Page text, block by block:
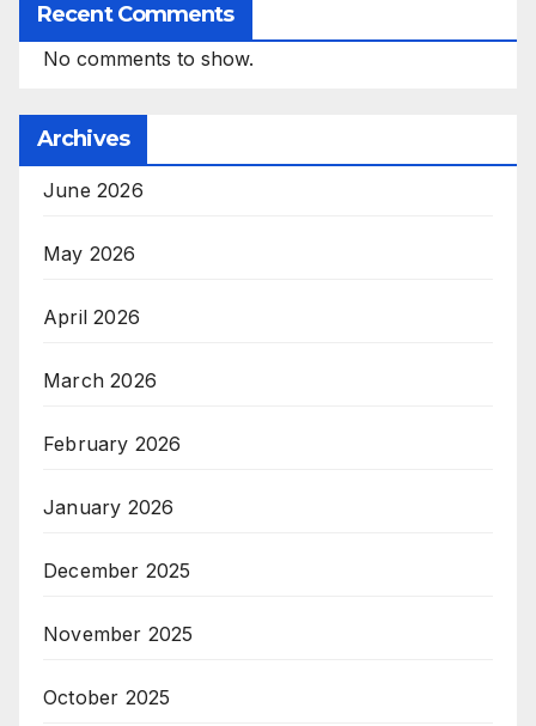
Recent Comments
No comments to show.
Archives
June 2026
May 2026
April 2026
March 2026
February 2026
January 2026
December 2025
November 2025
October 2025